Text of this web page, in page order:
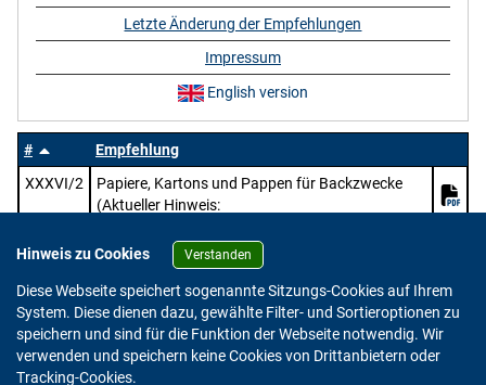
#
Empfehlung
XXXVI/2
Papiere, Kartons und Pappen für Backzwecke
(Aktueller Hinweis:
-konsultation-pruefung-des-entwurfs-zur-
ueberarbeitung-der-bfr-empfehlungen-zu-papier-
karton-und-pappe-im-lebensmittelkontakt/)
Letzte Änderung der Empfehlungen
Impressum
English version
Hinweis zu Cookies Verstanden
Diese Webseite speichert sogenannte Sitzungs-Cookies auf Ihrem
System. Diese dienen dazu, gewählte Filter- und Sortieroptionen zu
speichern und sind für die Funktion der Webseite notwendig. Wir
verwenden und speichern keine Cookies von Drittanbietern oder
Tracking-Cookies.